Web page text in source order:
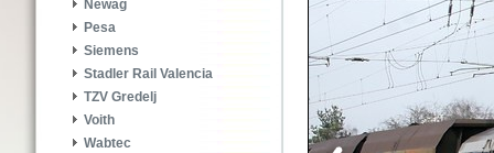
Newag
Pesa
Siemens
Stadler Rail Valencia
TZV Gredelj
Voith
Wabtec